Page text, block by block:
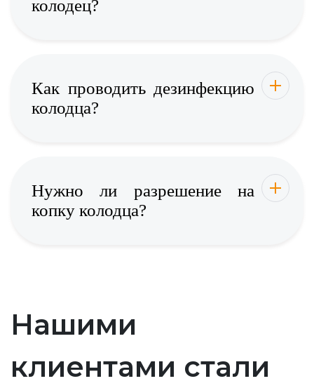
колодец?
Как проводить дезинфекцию
колодца?
Нужно ли разрешение на
копку колодца?
Нашими
клиентами стали